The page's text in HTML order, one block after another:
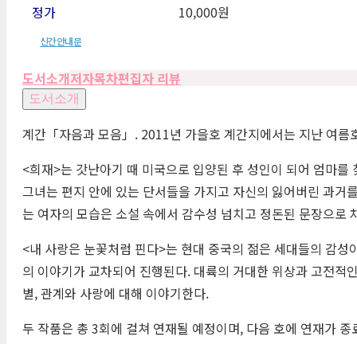
정가
10,000원
신간안내문
도서소개저자목차편집자 리뷰
도서소개
계간「자음과 모음」. 2011년 가을호 계간지에서는 지난 여
<희재>는 갓난아기 때 미국으로 입양된 후 성인이 되어 엄마
그녀는 편지 안에 있는 단서들을 가지고 자신의 잃어버린 과
는 여자의 모습은 소설 속에서 감수성 넘치고 정돈된 문장으로
<내 사랑은 눈꽃처럼 핀다>는 현대 중국의 젊은 세대들의 감
의 이야기가 교차되어 진행된다. 대륙의 거대한 위상과 고전
별, 관계와 사랑에 대해 이야기한다.
두 작품은 총 3회에 걸쳐 연재될 예정이며, 다음 호에 연재가